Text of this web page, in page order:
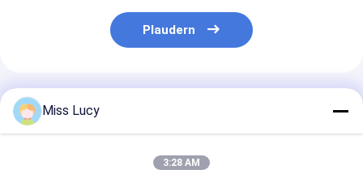
Plaudern
Empfohlene Produkte
Miss Lucy
3:28 AM